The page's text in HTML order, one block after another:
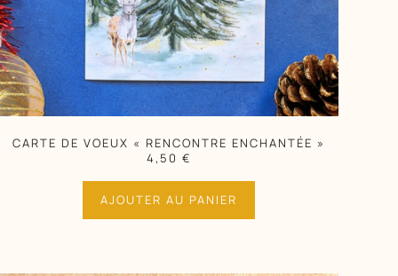
CARTE DE VOEUX « RENCONTRE ENCHANTÉE »
4,50€
AJOUTER AU PANIER